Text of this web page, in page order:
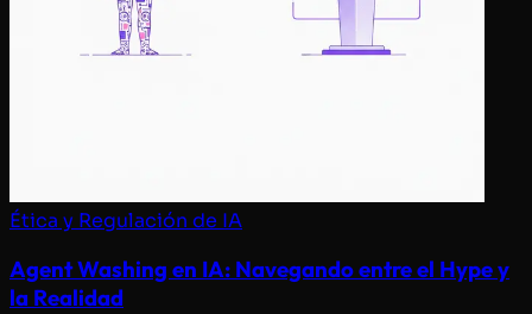
Ética y Regulación de IA
Agent Washing en IA: Navegando entre el Hype y
la Realidad